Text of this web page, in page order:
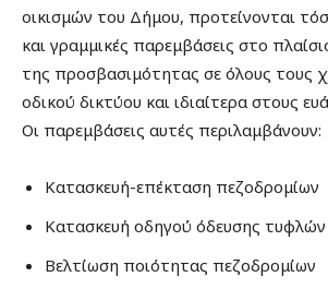
οικισμών του Δήμου, προτείνονται
και γραμμικές παρεμβάσεις στο
της προσβασιμότητας σε όλους τους
οδικού δικτύου και ιδιαίτερα στους
Οι παρεμβάσεις αυτές περιλαμβάνουν:
Κατασκευή-επέκταση πεζοδρομίων
Κατασκευή οδηγού όδευσης τυφλών
Βελτίωση ποιότητας πεζοδρομίων